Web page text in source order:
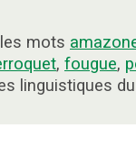
mots
, fougue,
linguistiques